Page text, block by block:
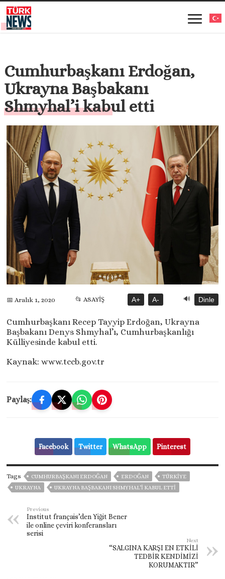
Cumhurbaşkanı Erdoğan,
Ukrayna Başbakanı
Shmyhal’i kabul etti
📅 Aralık 1, 2020 📂 ASAYİŞ A+ A- 🔊 Dinle
Cumhurbaşkanı Recep Tayyip Erdoğan, Ukrayna
Başbakanı Denys Shmyhal’ı, Cumhurbaşkanlığı
Külliyesinde kabul etti.
Kaynak: www.tccb.gov.tr
Paylaş:
Facebook Twitter WhatsApp Pinterest
Tags CUMHURBAŞKANI ERDOĞAN ERDOĞAN
TÜRKİYE
UKRAYNA
UKRAYNA BAŞBAKANI SHMYHAL’I KABUL ETTI
Previous
Institut français’den Yiğit Bener
ile online çeviri konferansları
serisi
Next
“SALGINA KARŞI EN ETKİLİ
TEDBİR KENDİMİZİ
KORUMAKTIR”